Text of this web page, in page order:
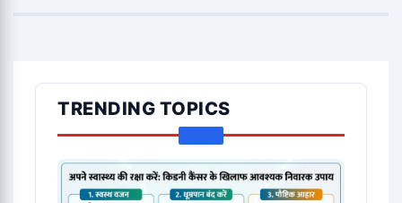
TRENDING TOPICS